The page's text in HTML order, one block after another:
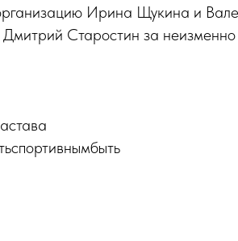
Ирина Щукина и
Старостин за неизменно